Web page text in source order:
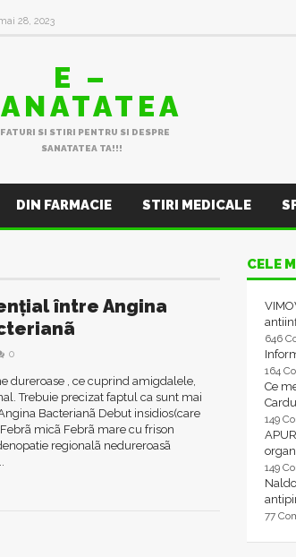
28, 2023
E –
SI STIRI PENTRU SI DESPRE
SANATATEA TA!!!
DIN FARMACIE STIRI MEDICALE
între Angina
0
dureroase , ce cuprind amigdalele,
Trebuie precizat faptul ca sunt mai
Bacterianã Debut insidios(care
micã Febrã mare cu frison
regionalã nedureroasã
CELE
646
164
Ce
149
149
77